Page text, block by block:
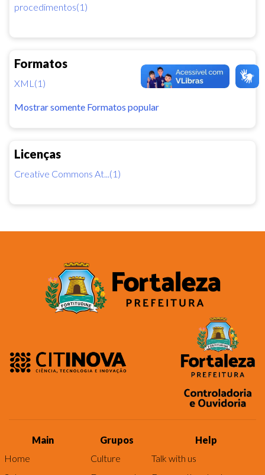
procedimentos(1)
Formatos
XML(1)
Mostrar somente Formatos popular
Licenças
Creative Commons At...(1)
Main
Home
Grupos
Culture
Help
Talk with us